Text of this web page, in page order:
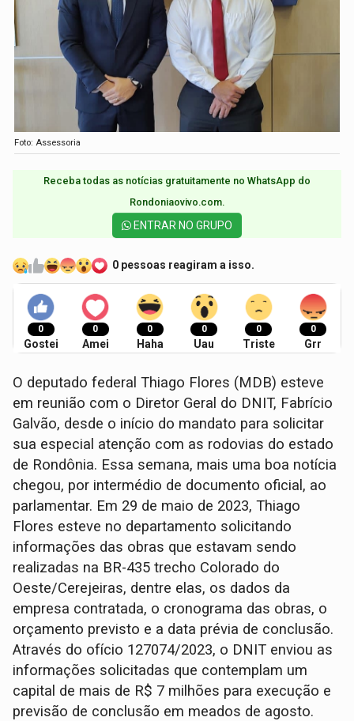
Foto: Assessoria
Receba todas as notícias gratuitamente no WhatsApp do
Rondoniaovivo.com.​
ENTRAR NO GRUPO
0 pessoas reagiram a isso.
0
Gostei
0
Amei
0
Haha
0
Uau
0
Triste
0
Grr
O deputado federal Thiago Flores (MDB) esteve
em reunião com o Diretor Geral do DNIT, Fabrício
Galvão, desde o início do mandato para solicitar
sua especial atenção com as rodovias do estado
de Rondônia. Essa semana, mais uma boa notícia
chegou, por intermédio de documento oficial, ao
parlamentar. Em 29 de maio de 2023, Thiago
Flores esteve no departamento solicitando
informações das obras que estavam sendo
realizadas na BR-435 trecho Colorado do
Oeste/Cerejeiras, dentre elas, os dados da
empresa contratada, o cronograma das obras, o
orçamento previsto e a data prévia de conclusão.
Através do ofício 127074/2023, o DNIT enviou as
informações solicitadas que contemplam um
capital de mais de R$ 7 milhões para execução e
previsão de conclusão em meados de agosto.